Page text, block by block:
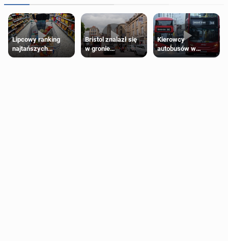
Lipcowy ranking
najtańszych
supermarketów
Bristol znalazł się
w gronie
najlepszych
Kierowcy
autobusów w
Londynie